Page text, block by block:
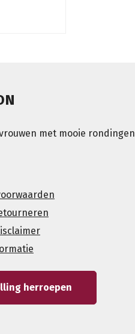
met mooie rondingen
herroepen